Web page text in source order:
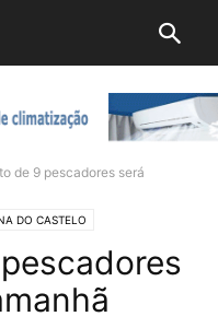
de 9 pescadores será
DO CASTELO